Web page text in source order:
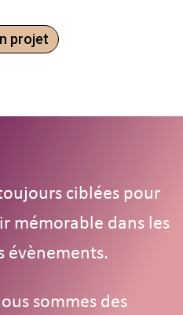
projet
ciblées pour
mémorable dans les
évènements.
sommes des